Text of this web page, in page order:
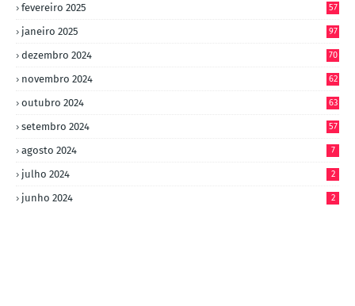
fevereiro 2025 57
janeiro 2025 97
dezembro 2024 70
novembro 2024 62
outubro 2024 63
setembro 2024 57
agosto 2024 7
julho 2024 2
junho 2024 2